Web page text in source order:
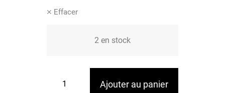
Effacer
2 en stock
Ajouter au panier